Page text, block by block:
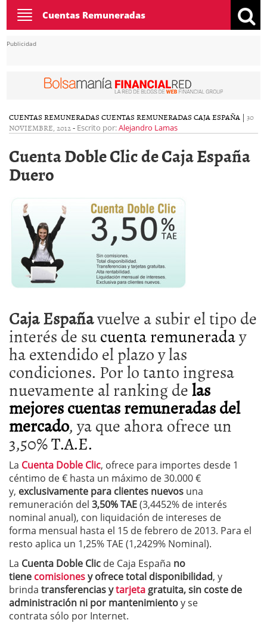
Toggle
navigation
Cuentas Remuneradas
Publicidad
CUENTAS REMUNERADAS CUENTAS REMUNERADAS CAJA ESPAÑA | 30
NOVIEMBRE, 2012- Escrito por:Alejandro Lamas
Cuenta Doble Clic de Caja España
Duero
Caja Españavuelve a subir el tipo de
interés de sucuenta remuneraday
ha extendido el plazo y las
condiciones. Por lo tanto ingresa
nuevamente al ranking delas
mejores cuentas remuneradas del
mercado, ya que ahora ofrece un
3,50%T.A.E.
La Cuenta Doble Clic, ofrece para importes desde 1
céntimo de € hasta un máximo de 30.000 €
y, exclusivamente para clientes nuevos una
remuneración del 3,50%TAE(3,4452% de interés
nominal anual), con liquidación de intereses de
forma mensual hasta el 15 de febrero de 2013. Para el
resto aplica un 1,25% TAE (1,2429% Nominal).
La Cuenta Doble Clic de Caja España no
tiene comisionesy ofrece total disponibilidad, y
brinda transferencias ytarjeta gratuita, sin coste de
administración ni por mantenimientoy se
contrata sólo por Internet.